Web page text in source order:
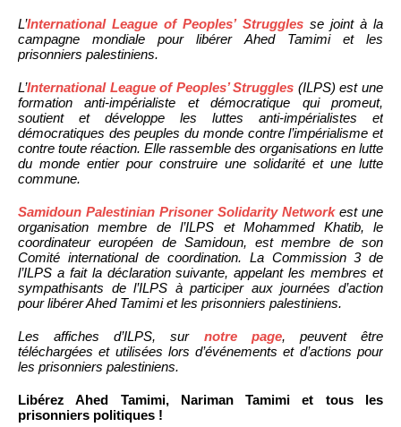
L’International League of Peoples’ Strugglesse joint à la
campagne mondiale pour libérer Ahed Tamimi et les
prisonniers palestiniens.
L’International League of Peoples’ Struggles (ILPS) est une
formation anti-impérialiste et démocratique qui promeut,
soutient et développe les luttes anti-impérialistes et
démocratiques des peuples du monde contre l’impérialisme et
contre toute réaction. Elle rassemble des organisations en lutte
du monde entier pour construire une solidarité et une lutte
commune.
Samidoun Palestinian Prisoner Solidarity Networkest une
organisation membre de l’ILPS et Mohammed Khatib, le
coordinateur européen de Samidoun, est membre de son
Comité international de coordination. La Commission 3 de
l’ILPS a fait la déclaration suivante, appelant les membres et
sympathisants de l’ILPS à participer aux journées d’action
pour libérer Ahed Tamimi et les prisonniers palestiniens.
Les affiches d’ILPS, sur notre page, peuvent être
téléchargées et utilisées lors d’événements et d’actions pour
les prisonniers palestiniens.
Libérez Ahed Tamimi, Nariman Tamimi et tous les
prisonniers politiques !